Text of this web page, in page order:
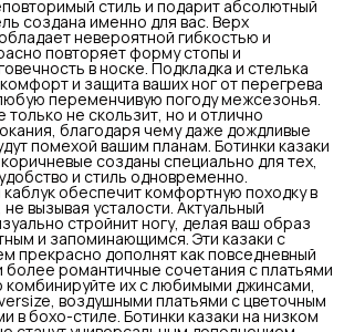
стиль и подарит абсолютный
создана именно для вас. Верх
невероятной гибкостью и
повторяет форму стопы и
в носке. Подкладка и стелька
и защита ваших ног от перегрева
переменчивую погоду межсезонья.
не скользит, но и отлично
благодаря чему даже дождливые
помехой вашим планам. Ботинки казаки
созданы специально для тех,
и стиль одновременно.
каблук обеспечит комфортную походку в
вызывая усталости. Актуальный
стройнит ногу, делая ваш образ
и запоминающимся. Эти казаки с
прекрасно дополнят как повседневный
более романтичные сочетания с платьями
их с любимыми джинсами,
воздушными платьями с цветочным
в бохо-стиле. Ботинки казаки на низком